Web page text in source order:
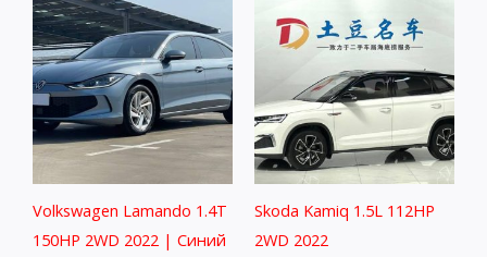
Volkswagen Lamando 1.4T
150HP 2WD 2022 | Синий
Skoda Kamiq 1.5L 112HP
2WD 2022